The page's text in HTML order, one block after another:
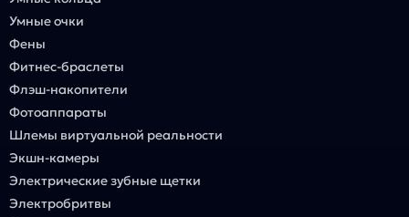
Умные очки
Фены
Фитнес-браслеты
Флэш-накопители
Фотоаппараты
Шлемы виртуальной реальности
Экшн-камеры
Электрические зубные щетки
Электробритвы